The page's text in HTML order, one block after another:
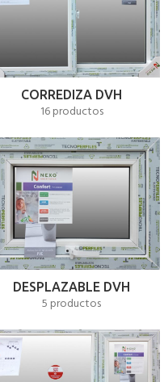
CORREDIZA DVH
16 productos
DESPLAZABLE DVH
5 productos